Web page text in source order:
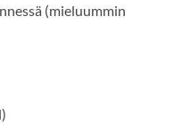
(mieluummin